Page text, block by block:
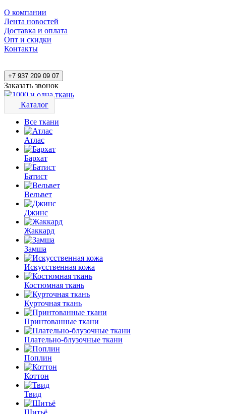
О компании
Лента новостей
Доставка и оплата
Опт и скидки
Контакты
+7 937 209 09 07
Заказать звонок
Каталог
Все ткани
Атлас
Бархат
Батист
Вельвет
Джинс
Жаккард
Замша
Искусственная кожа
Костюмная ткань
Курточная ткань
Принтованные ткани
Плательно-блузочные ткани
Поплин
Коттон
Твид
Шитьё